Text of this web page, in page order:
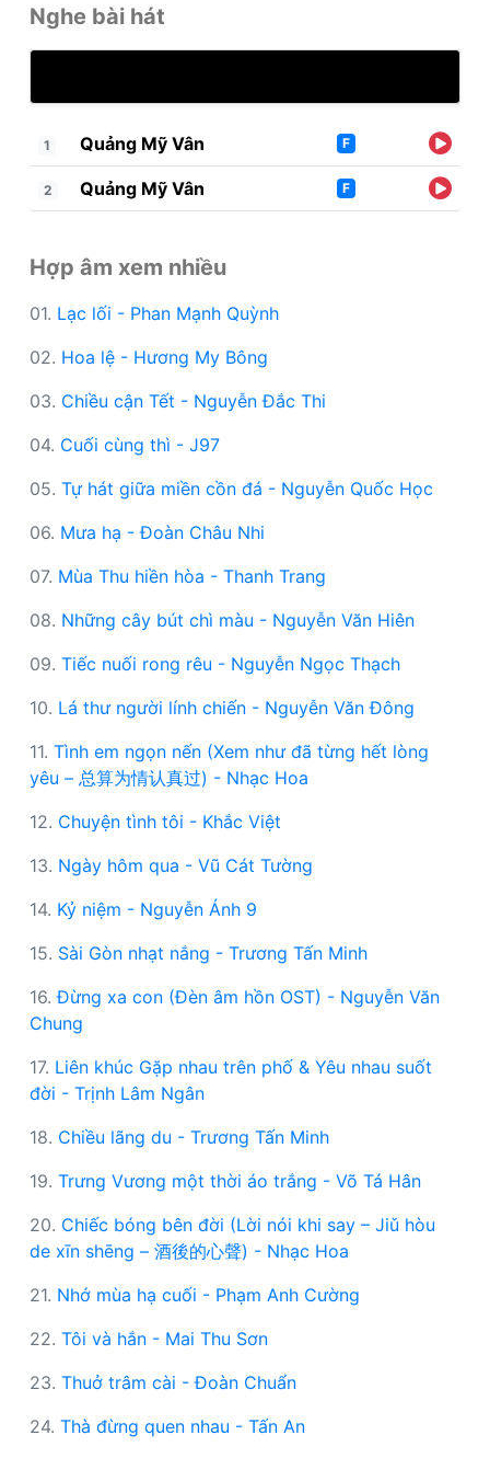
Nghe bài hát
1 Quảng Mỹ Vân F
2 Quảng Mỹ Vân F
Hợp âm xem nhiều
01. Lạc lối - Phan Mạnh Quỳnh
02. Hoa lệ - Hương My Bông
03. Chiều cận Tết - Nguyễn Đắc Thi
04. Cuối cùng thì - J97
05. Tự hát giữa miền cồn đá - Nguyễn Quốc Học
06. Mưa hạ - Đoàn Châu Nhi
07. Mùa Thu hiền hòa - Thanh Trang
08. Những cây bút chì màu - Nguyễn Văn Hiên
09. Tiếc nuối rong rêu - Nguyễn Ngọc Thạch
10. Lá thư người lính chiến - Nguyễn Văn Đông
11. Tình em ngọn nến (Xem như đã từng hết lòng
yêu – 总算为情认真过) - Nhạc Hoa
12. Chuyện tình tôi - Khắc Việt
13. Ngày hôm qua - Vũ Cát Tường
14. Kỷ niệm - Nguyễn Ánh 9
15. Sài Gòn nhạt nắng - Trương Tấn Minh
16.Đừng xa con (Đèn âm hồn OST) - Nguyễn Văn
Chung
17. Liên khúc Gặp nhau trên phố & Yêu nhau suốt
đời - Trịnh Lâm Ngân
18. Chiều lãng du - Trương Tấn Minh
19. Trưng Vương một thời áo trắng - Võ Tá Hân
20. Chiếc bóng bên đời (Lời nói khi say – Jiǔ hòu
de xīn shēng – 酒後的心聲) - Nhạc Hoa
21. Nhớ mùa hạ cuối - Phạm Anh Cường
22. Tôi và hắn - Mai Thu Sơn
23. Thuở trâm cài - Đoàn Chuẩn
24. Thà đừng quen nhau - Tấn An